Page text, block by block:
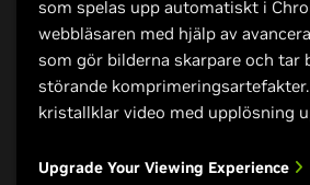
som spelas upp automatiskt i
webbläsaren med hjälp av
som gör bilderna skarpare och tar
störande
kristallklar video med upplösning
Upgrade Your Viewing Experience